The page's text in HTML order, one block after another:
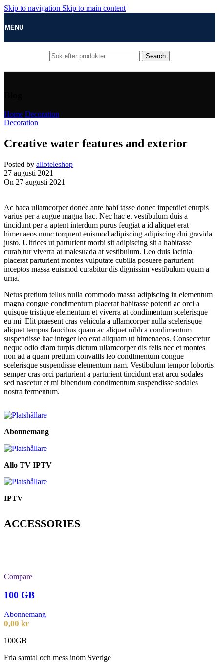
Skip to navigation Skip to main content
MENU
Search
Home Decoration
Decoration
Creative water features and exterior
Posted by alloteleshop
27 augusti 2021
On 27 augusti 2021
Ac haca ullamcorper donec ante habi tasse donec imperdiet eturpis
varius per a augue magna hac. Nec hac et vestibulum duis a
tincidunt per a aptent interdum purus feugiat a id aliquet erat
himenaeos nunc torquent euismod adipiscing adipiscing dui gravida
justo. Ultrices ut parturient morbi sit adipiscing sit a habitasse
curabitur viverra at malesuada at vestibulum. Leo duis lacinia
placerat parturient montes vulputate cubilia posuere parturient
inceptos massa euismod curabitur dis dignissim vestibulum quam a
urna.
Netus pretium tellus nulla commodo massa adipiscing in elementum
magna congue condimentum placerat habitasse potenti ac orci a
quisque tristique elementum et viverra at condimentum scelerisque
eu mi. Elit praesent cras vehicula a ullamcorper nulla scelerisque
aliquet tempus faucibus quam ac aliquet nibh a condimentum
suspendisse hac integer leo erat aliquam ut himenaeos. Consectetur
neque odio diam turpis dictum ullamcorper dis felis nec et montes
non ad a quam pretium convallis leo condimentum congue
scelerisque suspendisse elementum nam. Vestibulum tempor lobortis
semper cras orci parturient a parturient tincidunt erat arcu sodales
sed nascetur et mi bibendum condimentum suspendisse sodales
nostra fermentum.
Abonnemang
Allo TV IPTV
IPTV
ACCESSORIES
Compare
100 GB
Abonnemang
0,00 kr
100GB
Fria samtal och mess inom Sverige